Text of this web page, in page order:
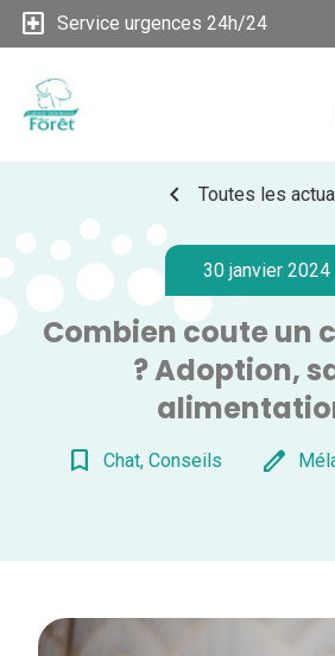
local_hospital Service urgences 24h/24
chevron_left Toutes les
30 janvier 2024
Combien coute un
? Adoption,
bookmark_border Chat, Conseils edit